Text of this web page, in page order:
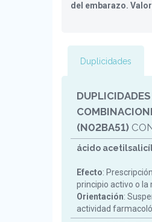
del embarazo.
Duplicidades
(N02BA51)
ácido
Efecto:
principio activo o la
Orientación:
actividad